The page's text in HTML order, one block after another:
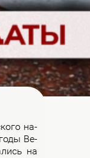
на­
Ве­
на